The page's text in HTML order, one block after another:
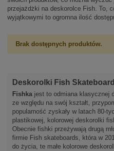
przejażdżki na deskorolce Fish. To,
wyjątkowymi to ogromna ilość
Brak dostępnych produktów.
Deskorolki Fish
Fishka jest to odmiana klasycznej
ze względu na swój kształt,
popularność zyskały w latach 80-
plastikowej, kolorowej deskorolki
Obecnie fishki przeżywają drugą
firmie Fish skateboards, która w
do życia, te małe kolorowe